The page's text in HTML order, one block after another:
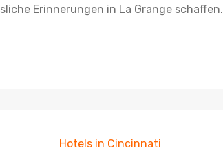
Erinnerungen in La Grange schaffen.
Hotels in Cincinnati